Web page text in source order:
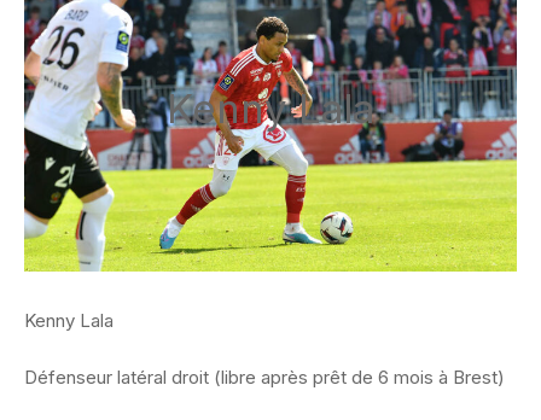
Kenny Lala
Kenny Lala
Défenseur latéral droit (libre après prêt de 6 mois à Brest)